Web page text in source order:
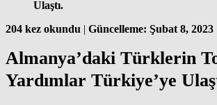
Ulaştı.
204 kez okundu | Güncelleme: Şubat 8, 2023
Almanya’daki Türklerin
Yardımlar Türkiye’ye